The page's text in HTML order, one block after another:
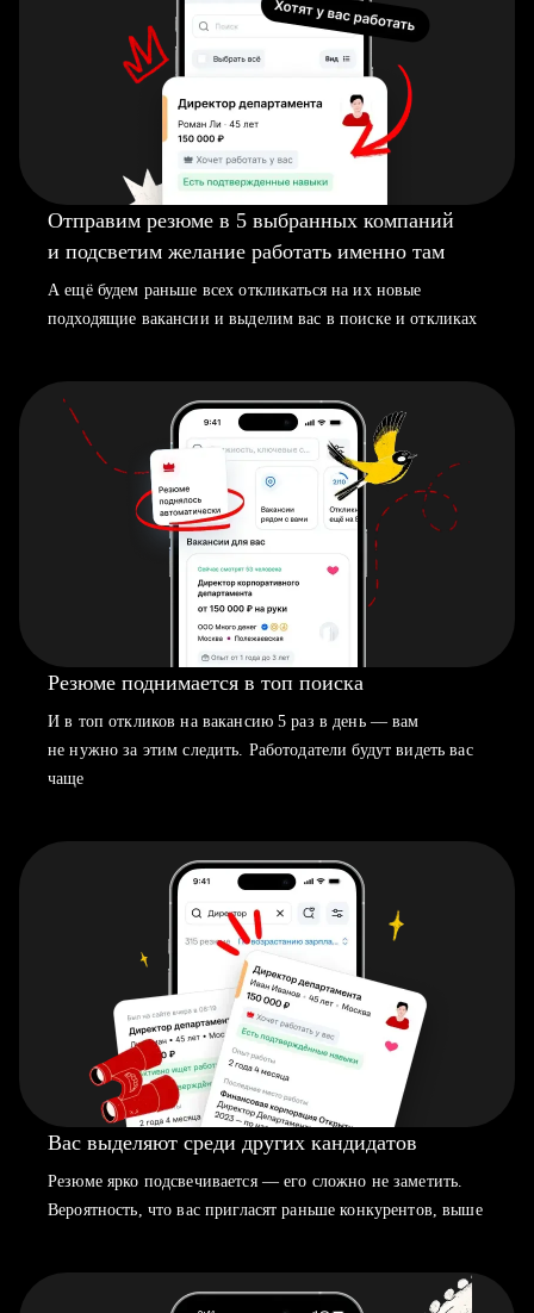
Отправим резюме в 5 выбранных компаний
и подсветим желание работать именно там
А ещё будем раньше всех откликаться на их новые
подходящие вакансии и выделим вас в поиске и откликах
Резюме поднимается в топ поиска
И в топ откликов на вакансию 5 раз в день — вам
не нужно за этим следить. Работодатели будут видеть вас
чаще
Вас выделяют среди других кандидатов
Резюме ярко подсвечивается — его сложно не заметить.
Вероятность, что вас пригласят раньше конкурентов, выше